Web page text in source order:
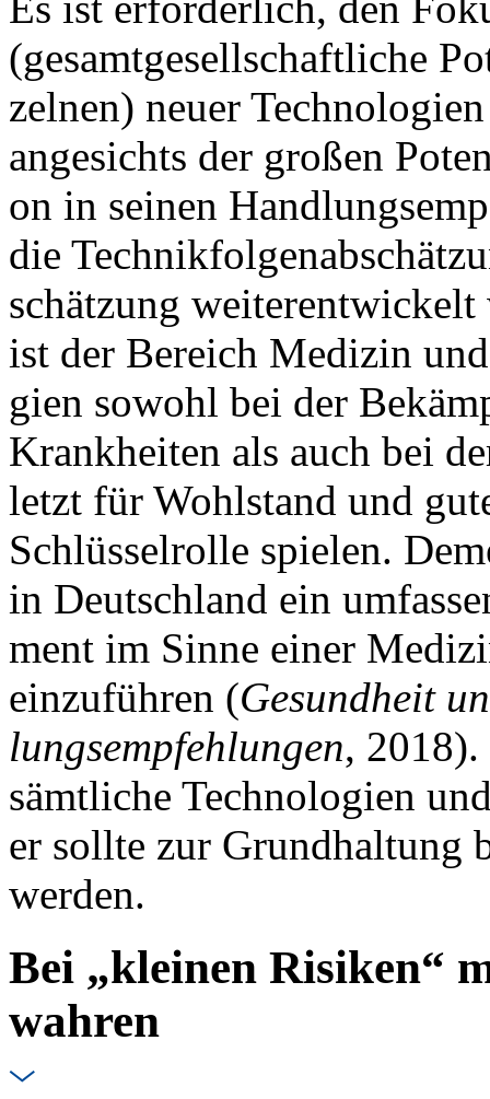
(ge­samt­ge­sell­schaft­li­che
zel­nen) neu­er
an­ge­sichts der gro­ßen
on in sei­nen
die
schät­zung wei­ter­ent­wi­ckelt
ist der Be­reich Me­di­zin
gi­en so­wohl bei der
Krank­hei­ten als auch bei
letzt für Wohl­stand und
Schlüs­sel­rol­le spie­len.
in Deutsch­land ein
ment im Sin­ne ei­ner
ein­zu­füh­ren (Ge­sund­heit
lungs­emp­feh­lun­gen, 2018).
sämt­li­che Tech­no­lo­gi­en
er soll­te zur Grund­hal­tung
wer­den.
Bei „klei­nen Ri­si­ken“
wah­ren